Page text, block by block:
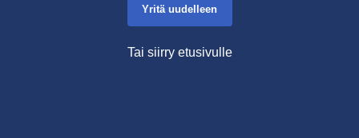
Yritä uudelleen
Tai siirry etusivulle